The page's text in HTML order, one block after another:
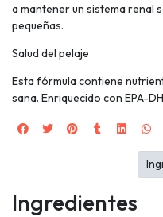
a mantener un sistema renal
pequeñas.
Salud del pelaje
Esta fórmula contiene
sana. Enriquecido con EPA-
Ingredientes